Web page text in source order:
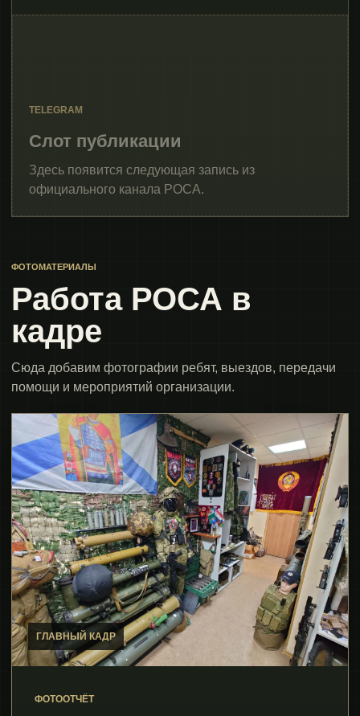
TELEGRAM
Слот публикации
Здесь появится следующая запись из
официального канала РОСА.
ФОТОМАТЕРИАЛЫ
Работа РОСА в
кадре
Сюда добавим фотографии ребят, выездов, передачи
помощи и мероприятий организации.
ГЛАВНЫЙ КАДР
ФОТООТЧЁТ